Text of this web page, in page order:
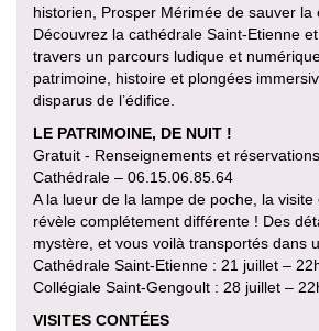
historien, Prosper Mérimée de sauver la
Découvrez la cathédrale Saint-Etienne
travers un parcours ludique et
patrimoine, histoire et plongées
disparus de l’édifice.
LE PATRIMOINE, DE NUIT !
Gratuit - Renseignements et
Cathédrale – 06.15.06.85.64
A la lueur de la lampe de poche, la visite
révèle complétement différente ! Des
mystère, et vous voilà transportés dans
Cathédrale Saint-Etienne : 21 juillet –
Collégiale Saint-Gengoult : 28 juillet –
VISITES CONTÉES